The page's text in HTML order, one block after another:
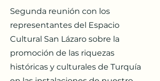
Segunda reunión con los
representantes del Espacio
Cultural San Lázaro sobre la
promoción de las riquezas
históricas y culturales de Turquía